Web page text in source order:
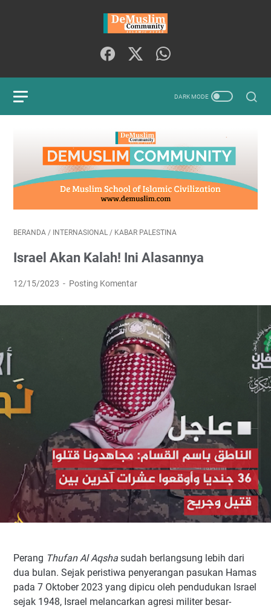
BERANDA / INTERNASIONAL / KABAR PALESTINA
Israel Akan Kalah! Ini Alasannya
12/15/2023 Posting Komentar
Perang Thufan Al Aqsha sudah berlangsung lebih dari
dua bulan. Sejak peristiwa penyerangan pasukan Hamas
pada 7 Oktober 2023 yang dipicu oleh pendudukan Israel
sejak 1948, Israel melancarkan agresi militer besar-